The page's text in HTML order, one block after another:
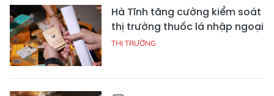
Hà Tĩnh tăng cường kiểm soát
thị trường thuốc lá nhập ngoại
THỊ TRƯỜNG